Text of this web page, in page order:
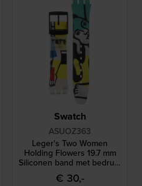
Swatch
ASUOZ363
Leger's Two Women
Holding Flowers 19.7 mm
Siliconen band met bedrukt
ontwerp
€ 30,-